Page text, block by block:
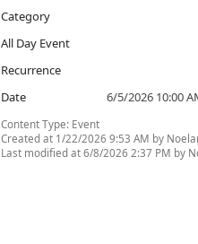
Category
All Day Event
Recurrence
Date
6/5/2026 10:00
Content Type: Event
Created at 1/22/2026 9:53 AM by
Last modified at 6/8/2026 2:37 PM by